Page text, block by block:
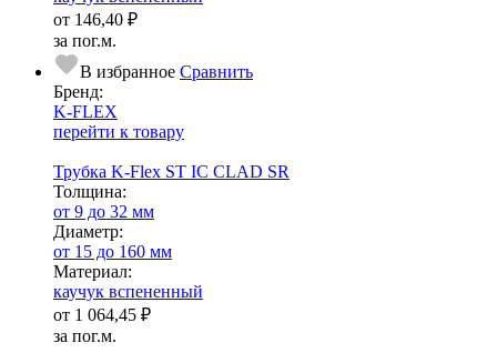
от 146,40 ₽
за пог.м.
В избранное Сравнить
Бренд:
K-FLEX
перейти к товару
Трубка K-Flex ST IС CLAD SR
Тол­щи­на:
от 9 до 32 мм
Диаметр:
от 15 до 160 мм
Ма­­те­­ри­­ал:
каучук вспененный
от 1 064,45 ₽
за пог.м.